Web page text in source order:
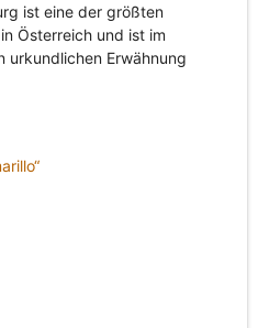
ist eine der größten
Österreich und ist im
urkundlichen Erwähnung